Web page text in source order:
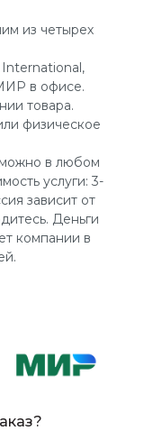
из четырех
International,
в офисе.
товара.
физическое
в любом
услуги: 3-
зависит от
Деньги
компании в